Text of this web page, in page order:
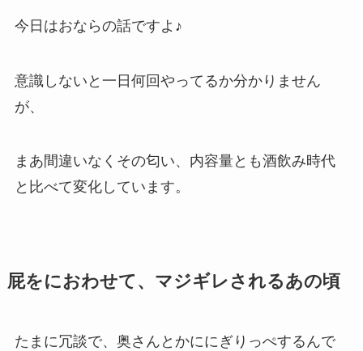
今日はおならの話ですよ♪
意識しないと一日何回やってるか分かりません
が、
まあ間違いなくその匂い、内容量とも酒飲み時代
と比べて変化しています。
屁をにおわせて、マジギレされるあの頃
たまに冗談で、奥さんとかににぎりっぺするんで